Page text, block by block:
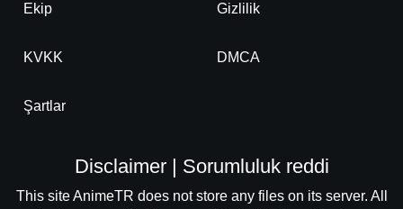
Ekip Gizlilik
KVKK DMCA
Şartlar
Disclaimer | Sorumluluk reddi
This site AnimeTR does not store any files on its server. All